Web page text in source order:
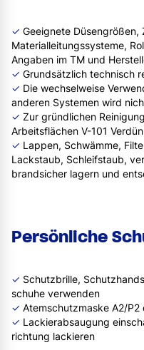
✓ Geeignete
Materialleitungssysteme,
Angaben im TM und
✓ Grundsätzlich technisch
✓ Die wechselweise
anderen Systemen wird
✓ Zur gründlichen
Arbeitsflächen V-101
✓ Lappen, Schwämme,
Lackstaub, Schleifstaub,
brandsicher lagern und
Persönliche
✓ Schutzbrille,
schuhe verwenden
✓ Atemschutzmaske A2/P2
✓ Lackierabsaugung
richtung lackieren